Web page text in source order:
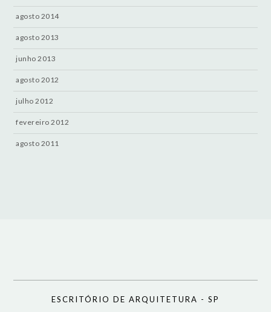
agosto 2014
agosto 2013
junho 2013
agosto 2012
julho 2012
fevereiro 2012
agosto 2011
ESCRITÓRIO DE ARQUITETURA - SP